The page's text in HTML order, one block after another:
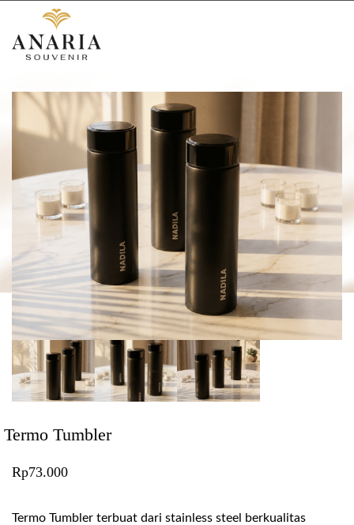
Termo Tumbler
Rp73.000
Termo Tumbler terbuat dari stainless steel berkualitas